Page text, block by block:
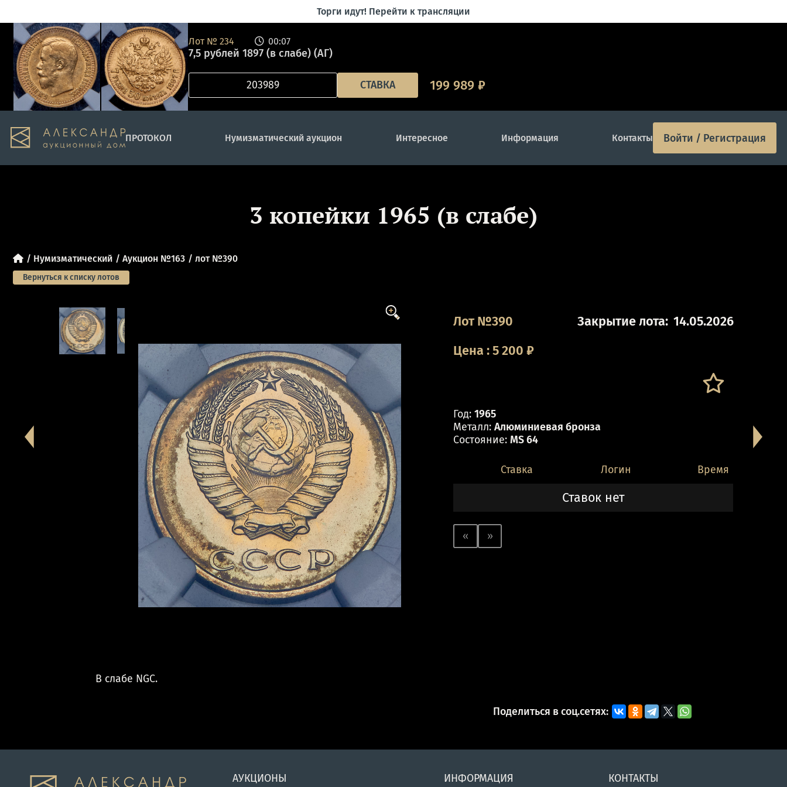
Торги идут! Перейти к трансляции
Лот № 234 00:07
7,5 рублей 1897 (в слабе) (АГ)
СТАВКА 199 989 ₽
ПРОТОКОЛ Нумизматический аукцион Интересное Информация Контакты Войти / Регистрация
3 копейки 1965 (в слабе)
Нумизматический Аукцион №163 лот №390
Вернуться к списку лотов
Лот №390 Закрытие лота: 14.05.2026
Цена:5 200 ₽
Год: 1965
Металл: Алюминиевая бронза
Состояние: MS 64
Ставка Логин Время
Ставок нет
« »
В слабе NGC.
Поделиться в соц.сетях:
АУКЦИОНЫ ИНФОРМАЦИЯ КОНТАКТЫ